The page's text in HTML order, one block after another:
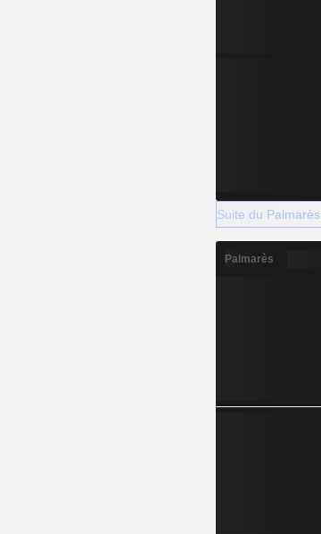
Suite du Palmarès
Palmarès